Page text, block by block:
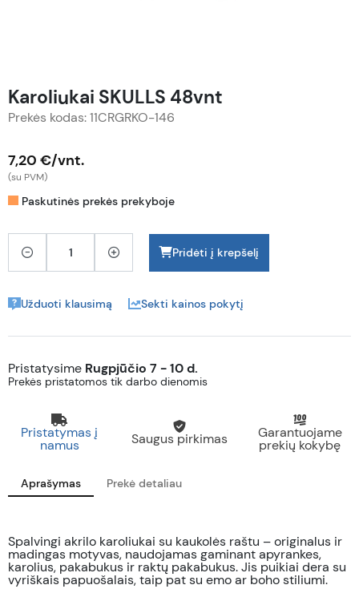
Karoliukai SKULLS 48vnt
Prekės kodas: 11CRGRKO-146
7,20 €/vnt.
(su PVM)
Paskutinės prekės prekyboje
Pridėti į krepšelį
Užduoti klausimą Sekti kainos pokytį
Pristatysime Rugpjūčio 7 - 10 d.
Prekės pristatomos tik darbo dienomis
Pristatymas į
namus Saugus pirkimas Garantuojame
prekių kokybę
Aprašymas Prekė detaliau
Spalvingi akrilo karoliukai su kaukolės raštu – originalus ir
madingas motyvas, naudojamas gaminant apyrankes,
karolius, pakabukus ir raktų pakabukus. Jis puikiai dera su
vyriškais papuošalais, taip pat su emo ar boho stiliumi.